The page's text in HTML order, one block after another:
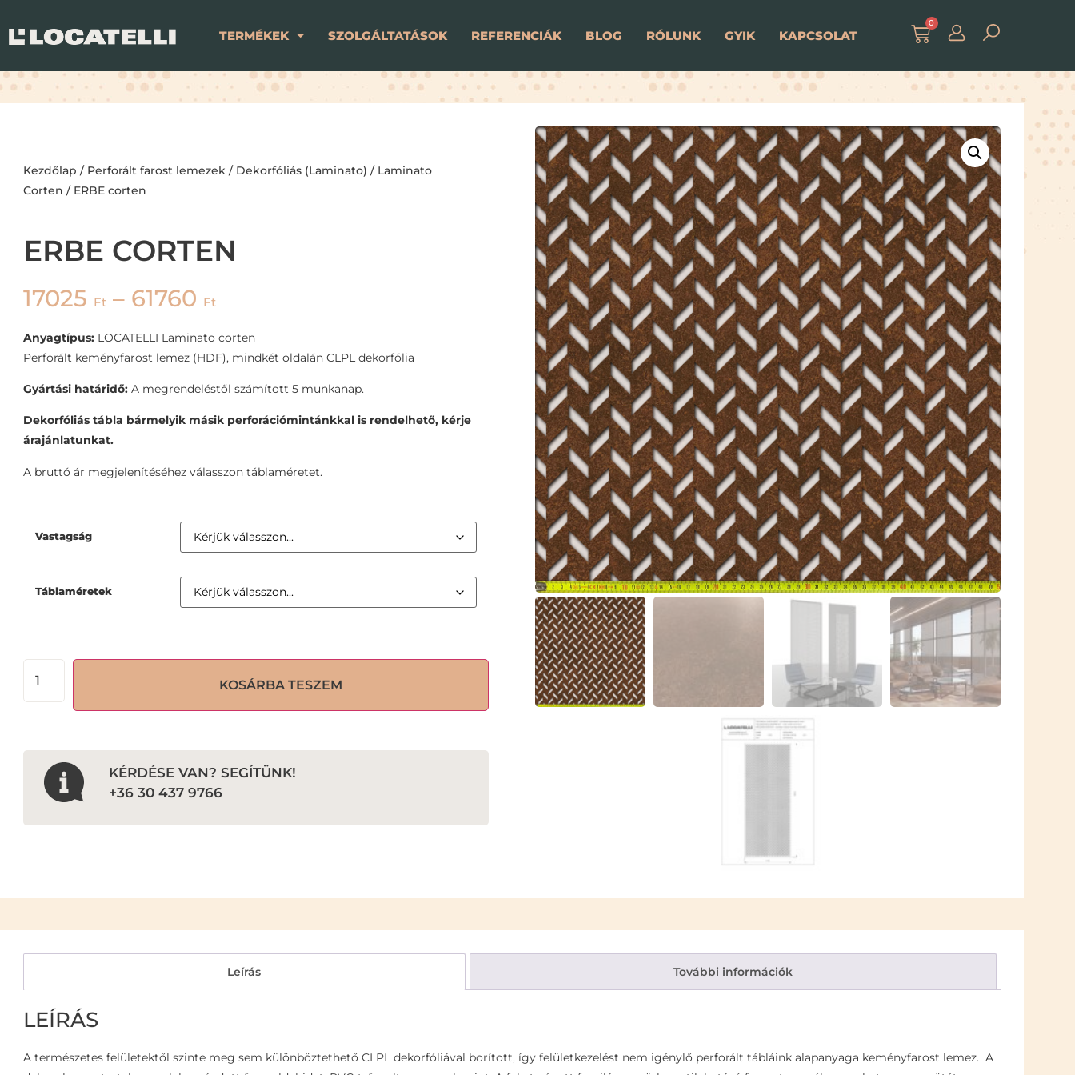
TERMÉKEK SZOLGÁLTATÁSOK REFERENCIÁK BLOG RÓLUNK GYIK KAPCSOLAT
0
Kezdőlap / Perforált farost lemezek/ Dekorfóliás (Laminato) / Laminato
Corten / ERBE corten
ERBE CORTEN
17025 Ft – 61760 Ft
Anyagtípus:LOCATELLI Laminato corten
Perforált keményfarost lemez (HDF), mindkét oldalán CLPL dekorfólia
Gyártási határidő:A megrendeléstől számított 5 munkanap.
Dekorfóliás tábla bármelyik másik perforációmintánkkal is rendelhető, kérje
árajánlatunkat.
A bruttó ár megjelenítéséhez válasszon táblaméretet.
Vastagság
Táblaméretek
KOSÁRBA TESZEM
KÉRDÉSE VAN? SEGÍTÜNK!
+36 30 437 9766
Leírás További információk
LEÍRÁS
A természetes felületektől szinte meg sem különböztethető CLPL dekorfóliával borított, így felületkezelést nem igénylő perforált tábláink alapanyaga keményfarost lemez. A